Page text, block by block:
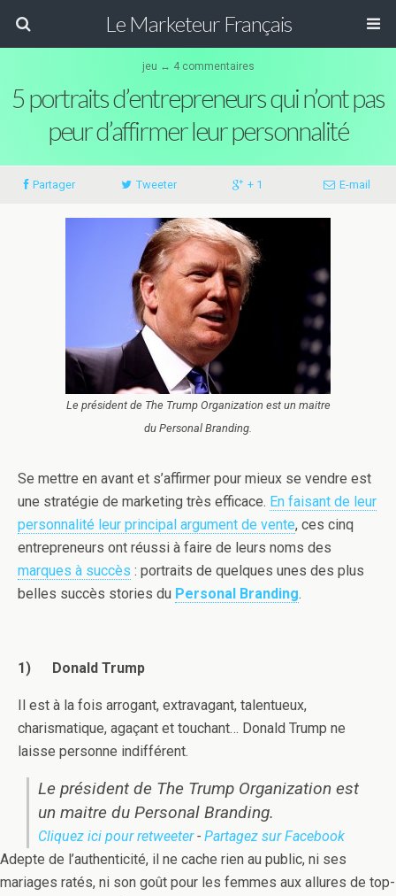
Le Marketeur Français
jeu ↔ 4 commentaires
5 portraits d’entrepreneurs qui n’ont pas
peur d’affirmer leur personnalité
Partager Tweeter + 1 E-mail
Le président de The Trump Organization est un maitre
du Personal Branding.
Se mettre en avant et s’affirmer pour mieux se vendre est
une stratégie de marketing très efficace. En faisant de leur
personnalité leur principal argument de vente, ces cinq
entrepreneurs ont réussi à faire de leurs noms des
marques à succès : portraits de quelques unes des plus
belles succès stories du Personal Branding.
1) Donald Trump
Il est à la fois arrogant, extravagant, talentueux,
charismatique, agaçant et touchant… Donald Trump ne
laisse personne indifférent.
Le président de The Trump Organization est
un maitre du Personal Branding.
Cliquez ici pour retweeter- Partagez sur Facebook
Adepte de l’authenticité, il ne cache rien au public, ni ses
mariages ratés, ni son goût pour les femmes aux allures de top-